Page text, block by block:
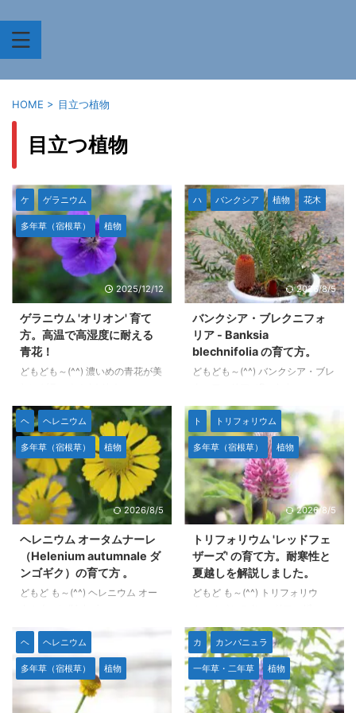
HOME > 目立つ植物
目立つ植物
ケ ゲラニウム
多年草（宿根草） 植物
2025/12/12
ゲラニウム 'オリオン' 育て
方。高温で高湿度に耐える
青花！
どもども～(^^) 濃いめの青花が美
ン'(Geranium 'Orion')の育て方に
ついてです。 庭植えや地植えで
名古屋市地域の夏のような高温多
湿の環境を超えられるゲラニウム
は限られ、 さらにゲラニウム 'ジ
ョンソンズブルー'のような「人
気の青系」の花のゲラニウムは皆
無なのでは？と思っていましたが
ます。 ３年くらい育てたのでだ
いたいどのような性質かわかりま
した。 本文のデータや写真等は
すべて筆者自身の観察によるもの
ハ バンクシア 植物 花木
2026/8/5
バンクシア・ブレクニフォ
リア - Banksia
blechnifolia の育て方。
どもども～(^^) バンクシア・ブレ
blechnifolia）は、オーストラリ
ア南西部に分布する匍匐性のバン
クシアです。 低木で横に広がる
形状をしており、地面に沿うよう
に生育します。 バンクシア特有
の花姿とヒトツバのように地面か
ら立ち上がっているように見える
樹形が魅力で、植物好きの間で少
です。 場合によっては「土の中
から生えて来ている」ように見え
る花の咲き方も独特です。 夏に
雨が少なく湿度がほとんどない、
気候の地域に ...
ヘ ヘレニウム
多年草（宿根草） 植物
2026/8/5
ヘレニウム オータムナーレ
（Helenium autumnale ダ
ンゴギク）の育て方 。
どもど も～(^^) ヘレニウム オー
リカ原産の多年草で、鮮やかな花
色が特徴的です。 一般的には
「ヘレニウム」や「ダンゴギク」
の名前でも知られています。 こ
の植物は、原種は黄色、園芸種に
ト トリフォリウム
多年草（宿根草） 植物
2026/8/5
トリフォリウム 'レッドフェ
ザーズ' の育て方。耐寒性と
夏越しを解説しました。
どもど も～(^^) トリフォリウ
ズ'（Trifolium rubens 'Red
Feathers'）の育て方です。 一言
で育てやすい多年草です。日当た
りの良い場所であればそれなりに
健全に育ちますが、夏越しには注
意が必要です。特に高温多湿の環
ヘ ヘレニウム
多年草（宿根草） 植物
カ カンパニュラ
一年草・二年草 植物